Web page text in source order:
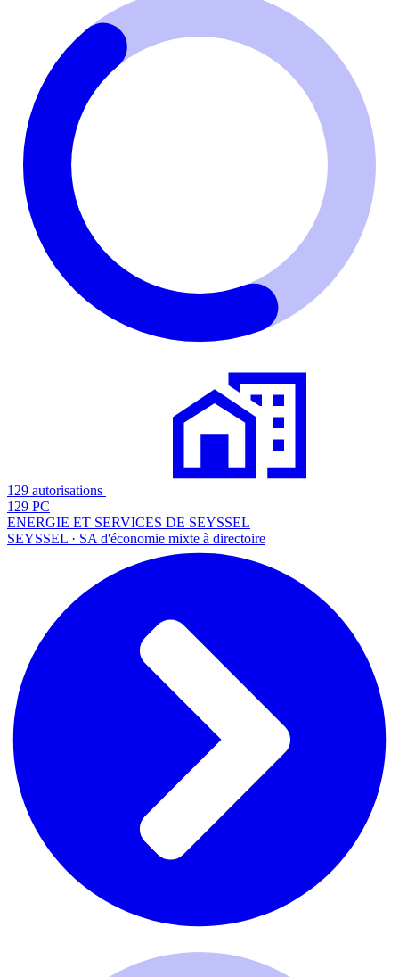
129 autorisations
129 PC
ENERGIE ET SERVICES DE SEYSSEL
SEYSSEL · SA d'économie mixte à directoire